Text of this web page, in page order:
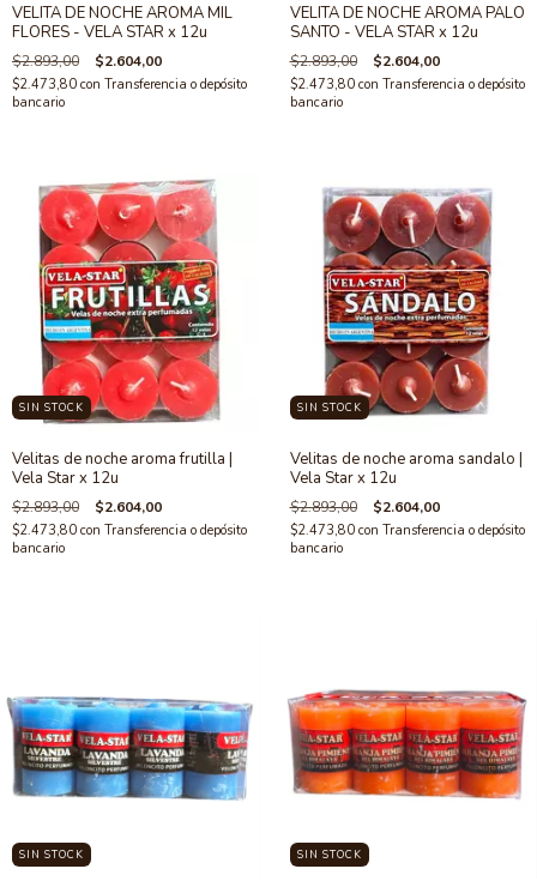
VELITA DE NOCHE AROMA MIL
FLORES - VELA STAR x 12u
$2.893,00 $2.604,00
$2.473,80 con Transferencia o depósito
bancario
VELITA DE NOCHE AROMA PALO
SANTO - VELA STAR x 12u
$2.893,00 $2.604,00
$2.473,80 con Transferencia o depósito
bancario
SIN STOCK
Velitas de noche aroma frutilla |
Vela Star x 12u
$2.893,00 $2.604,00
$2.473,80 con Transferencia o depósito
bancario
SIN STOCK
Velitas de noche aroma sandalo |
Vela Star x 12u
$2.893,00 $2.604,00
$2.473,80 con Transferencia o depósito
bancario
SIN STOCK SIN STOCK